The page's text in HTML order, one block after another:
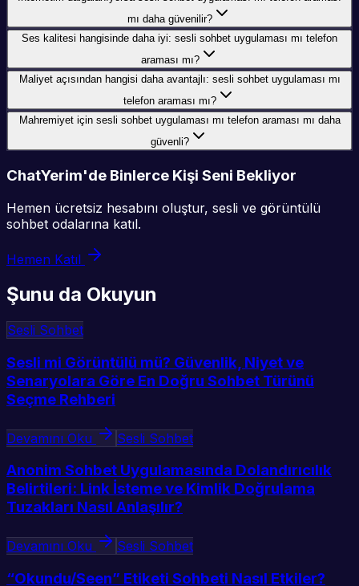
mı daha güvenilir?
Ses kalitesi hangisinde daha iyi: sesli sohbet uygulaması mı telefon
araması mı?
Maliyet açısından hangisi daha avantajlı: sesli sohbet uygulaması mı
telefon araması mı?
Mahremiyet için sesli sohbet uygulaması mı telefon araması mı daha
güvenli?
ChatYerim'de Binlerce Kişi Seni Bekliyor
Hemen ücretsiz hesabını oluştur, sesli ve görüntülü
sohbet odalarına katıl.
Hemen Katıl
Şunu da Okuyun
Sesli Sohbet
Sesli mi Görüntülü mü? Güvenlik, Niyet ve
Senaryolara Göre En Doğru Sohbet Türünü
Seçme Rehberi
Devamını Oku Sesli Sohbet
Anonim Sohbet Uygulamasında Dolandırıcılık
Belirtileri: Link İsteme ve Kimlik Doğrulama
Tuzakları Nasıl Anlaşılır?
Devamını Oku Sesli Sohbet
“Okundu/Seen” Etiketi Sohbeti Nasıl Etkiler?